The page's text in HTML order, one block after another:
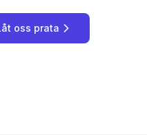
oss prata